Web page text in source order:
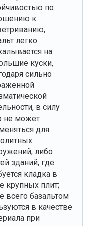
по
к
легко
на
куски,
сильно
в силу
не может
для
либо
зданий, где
кладка в
крупных плит;
всего базальтом
в качестве
при